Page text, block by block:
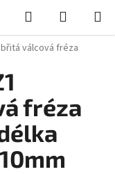
Hledat
KOŠÍK
válcová fréza
fréza